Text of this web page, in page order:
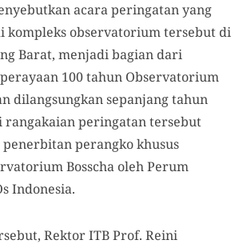
acara peringatan yang
kompleks observatorium tersebut di
Barat, menjadi bagian dari
100 tahun Observatorium
dilangsungkan sepanjang tahun
rangakaian peringatan tersebut
perangko khusus
Bosscha oleh Perum
Indonesia.
Rektor ITB Prof. Reini